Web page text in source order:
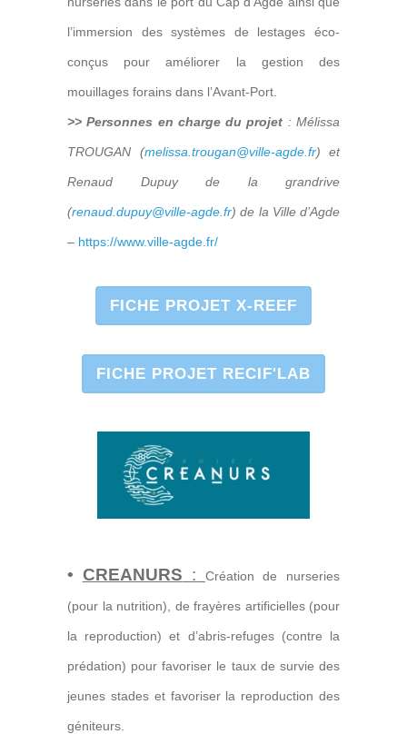
l’immersion des systèmes de lestages éco-
conçus pour améliorer la gestion des
mouillages forains dans l’Avant-Port.
>> Personnes en charge du projet : Mélissa
TROUGAN (melissa.trougan@ville-agde.fr) et
Renaud Dupuy de la grandrive
(renaud.dupuy@ville-agde.fr) de la Ville d’Agde
– https://www.ville-agde.fr/
FICHE PROJET X-REEF
FICHE PROJET RECIF'LAB
• CREANURS : Création de nurseries
(pour la nutrition), de frayères artificielles (pour
la reproduction) et d’abris-refuges (contre la
prédation) pour favoriser le taux de survie des
jeunes stades et favoriser la reproduction des
géniteurs.